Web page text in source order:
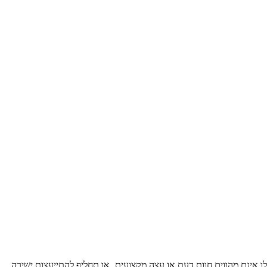
מהווים חוות דעת או עצה מקצועיתˎ או תחליף להתייעצות ישירה